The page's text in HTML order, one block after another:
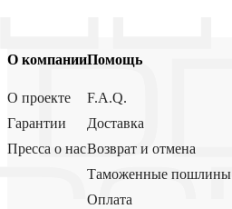
О компании
О проекте
Гарантии
Пресса о нас
Помощь
F.A.Q.
Доставка
Возврат и отмена
Таможенные пошлины
Оплата